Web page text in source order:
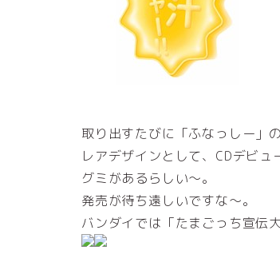
取り出すたびに「ふなっしー」
レアデザインとして、CDデビ
グミがあるらしい～。
発売が待ち遠しいですな～。
バンダイでは「たまごっち宣伝